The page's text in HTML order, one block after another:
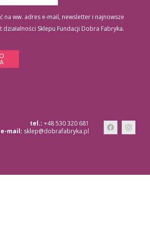
na ww. adres e-mail, newsletter i najnowsze
Sklepu Fundacji Dobra Fabryka.
tel.: +48 530 320 681
e-mail: sklep@dobrafabryka.pl